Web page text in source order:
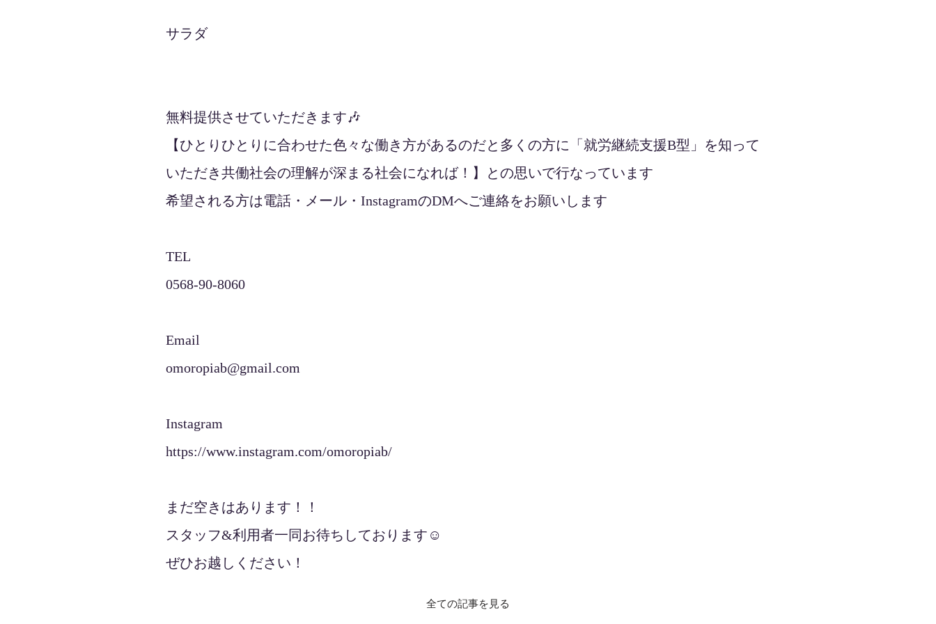
サラダ
無料提供させていただきます🎶
【ひとりひとりに合わせた色々な働き方があるのだと多くの方に「就労継続支援B型」を知って
いただき共働社会の理解が深まる社会になれば！】との思いで行なっています
希望される方は電話・メール・InstagramのDMへご連絡をお願いします
TEL
0568-90-8060
Email
omoropiab@gmail.com
Instagram
https://www.instagram.com/omoropiab/
まだ空きはあります！！
スタッフ&利用者一同お待ちしております☺️
ぜひお越しください！
全ての記事を見る